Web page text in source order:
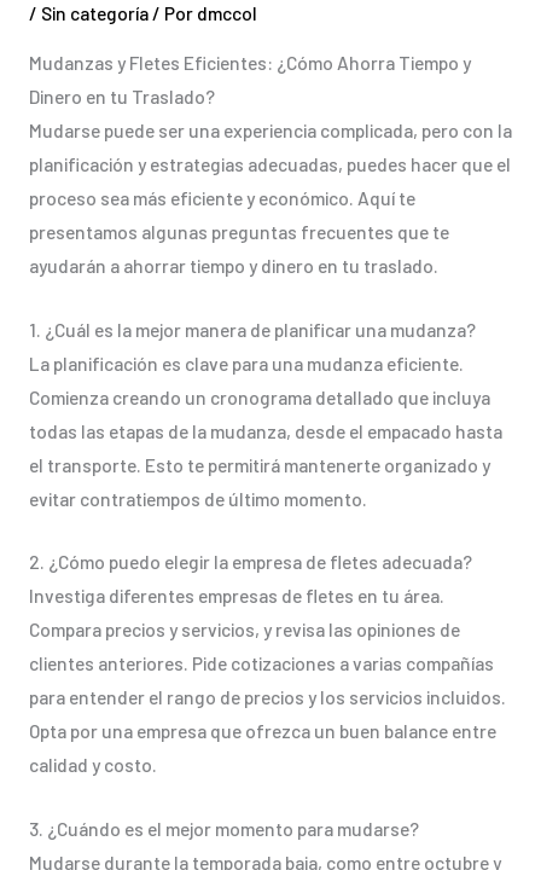
/ Sin categoría/ Por dmccol
Mudanzas y Fletes Eficientes: ¿Cómo Ahorra Tiempo y
Dinero en tu Traslado?
Mudarse puede ser una experiencia complicada, pero con la
planificación y estrategias adecuadas, puedes hacer que el
proceso sea más eficiente y económico. Aquí te
presentamos algunas preguntas frecuentes que te
ayudarán a ahorrar tiempo y dinero en tu traslado.
1. ¿Cuál es la mejor manera de planificar una mudanza?
La planificación es clave para una mudanza eficiente.
Comienza creando un cronograma detallado que incluya
todas las etapas de la mudanza, desde el empacado hasta
el transporte. Esto te permitirá mantenerte organizado y
evitar contratiempos de último momento.
2. ¿Cómo puedo elegir la empresa de fletes adecuada?
Investiga diferentes empresas de fletes en tu área.
Compara precios y servicios, y revisa las opiniones de
clientes anteriores. Pide cotizaciones a varias compañías
para entender el rango de precios y los servicios incluidos.
Opta por una empresa que ofrezca un buen balance entre
calidad y costo.
3. ¿Cuándo es el mejor momento para mudarse?
Mudarse durante la temporada baja, como entre octubre y